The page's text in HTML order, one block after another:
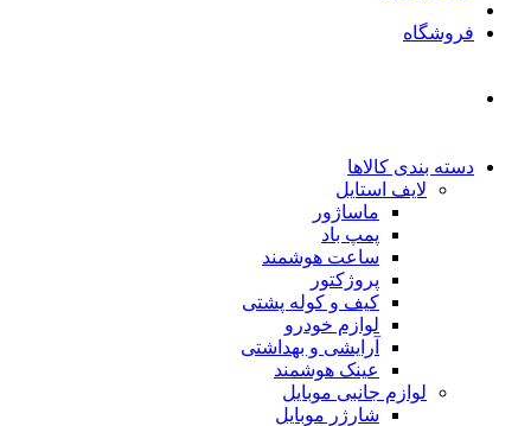
فروشگاه
دسته بندی کالاها
لایف استایل
ماساژور
پمپ باد
ساعت هوشمند
پروژکتور
کیف و کوله پشتی
لوازم خودرو
آرایشی و بهداشتی
عینک هوشمند
لوازم جانبی موبایل
شارژر موبایل